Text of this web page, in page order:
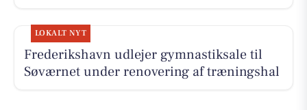
LOKALT NYT
Frederikshavn udlejer gymnastiksale til
Søværnet under renovering af træningshal